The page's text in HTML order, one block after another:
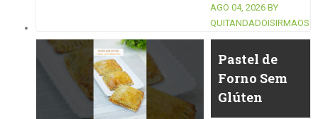
AGO 04, 2026 BY
QUITANDADOISIRMAOS
Pastel de
Forno Sem
Glúten